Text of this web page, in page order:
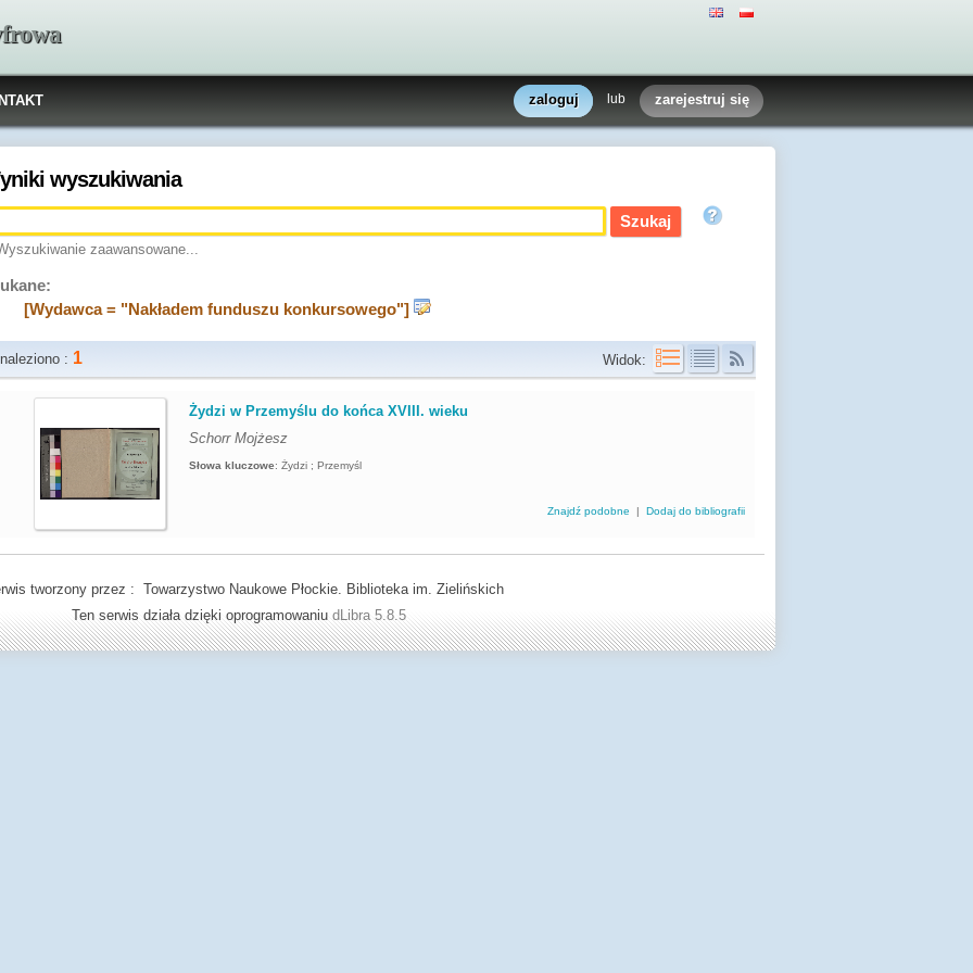
zaloguj lub zarejestruj się
wyszukiwania
zaawansowane...
[Wydawca = "Nakładem funduszu konkursowego"]
: 1 Widok:
Żydzi w Przemyślu do końca XVIII. wieku
Schorr Mojżesz
Słowa kluczowe:Żydzi ; Przemyśl
Znajdź podobne |Dodaj do bibliografii
tworzony przez : Towarzystwo Naukowe Płockie. Biblioteka im. Zielińskich
Ten serwis działa dzięki oprogramowaniu dLibra 5.8.5